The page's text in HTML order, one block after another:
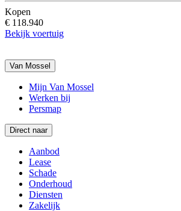
Kopen
€ 118.940
Bekijk voertuig
Van Mossel
Mijn Van Mossel
Werken bij
Persmap
Direct naar
Aanbod
Lease
Schade
Onderhoud
Diensten
Zakelijk